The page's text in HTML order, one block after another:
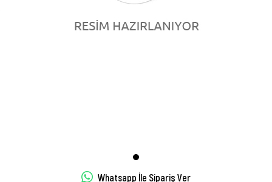
Whatsapp İle Sipariş Ver